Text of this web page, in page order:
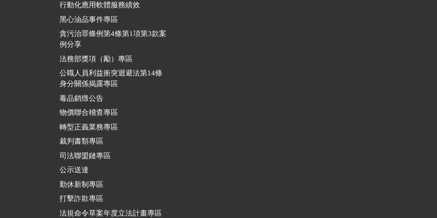
行動化應用軟體服務績效
黑心油品事件專區
貪污治罪條例第4條第1項第3款案
例分享
法務部獎項（勵）專區
公職人員利益衝突迴避法第14條
身分關係揭露專區
毒品銷燬公告
物價聯合稽查專區
轉型正義業務專區
裁判書類專區
司法聯盟鏈專區
公示送達
勤休新制專區
打擊詐欺專區
法規命令草案年度立法計畫專區